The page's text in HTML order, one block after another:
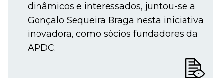
dinâmicos e interessados, juntou-se a
Gonçalo Sequeira Braga nesta iniciativa
inovadora, como sócios fundadores da
APDC.